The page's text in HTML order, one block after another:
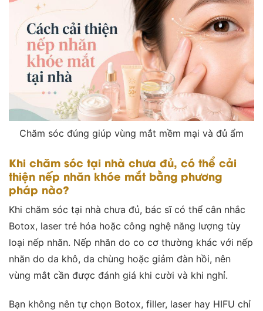
Chăm sóc đúng giúp vùng mắt mềm mại và đủ ẩm
Khi chăm sóc tại nhà chưa đủ, có thể cải
thiện nếp nhăn khóe mắt bằng phương
pháp nào?
Khi chăm sóc tại nhà chưa đủ, bác sĩ có thể cân nhắc
Botox, laser trẻ hóa hoặc công nghệ năng lượng tùy
loại nếp nhăn. Nếp nhăn do co cơ thường khác với nếp
nhăn do da khô, da chùng hoặc giảm đàn hồi, nên
vùng mắt cần được đánh giá khi cười và khi nghỉ.
Bạn không nên tự chọn Botox, filler, laser hay HIFU chỉ